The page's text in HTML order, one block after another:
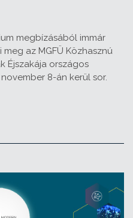
megbízásából immár
az MGFÜ Közhasznú
Éjszakája országos
8-án kerül sor.